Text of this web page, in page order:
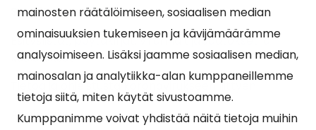
mainosten räätälöimiseen, sosiaalisen median
ominaisuuksien tukemiseen ja kävijämäärämme
analysoimiseen. Lisäksi jaamme sosiaalisen median,
mainosalan ja analytiikka-alan kumppaneillemme
tietoja siitä, miten käytät sivustoamme.
Kumppanimme voivat yhdistää näitä tietoja muihin
Suosituimmat sivut
Esityslistat, pöytäkirjat, viranhaltijapäätökset ja
kuulutukset
Tietoa ja ohjeistusta koronavirukseen liittyen
Asiointipiste